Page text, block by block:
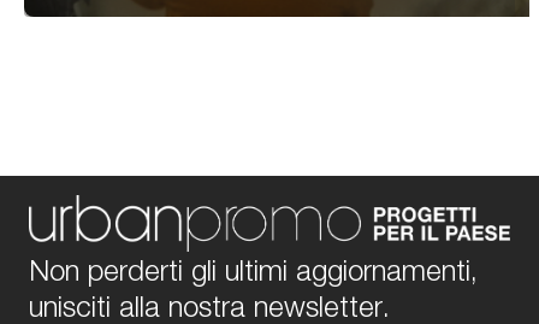
Non perderti gli ultimi aggiornamenti,
unisciti alla nostra newsletter.